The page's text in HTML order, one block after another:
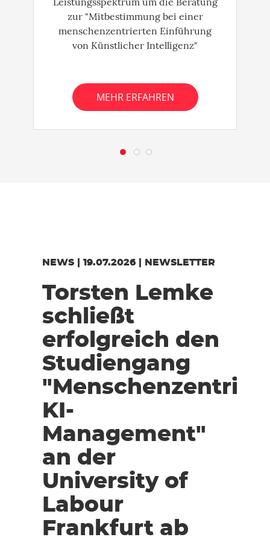
Leistungsspektrum um die Beratung
zur "Mitbestimmung bei einer
menschenzentrierten Einführung
von Künstlicher Intelligenz"
MEHR ERFAHREN
NEWS | 19.07.2026 | NEWSLETTER
Torsten Lemke
schließt
erfolgreich den
Studiengang
KI-
Management"
an der
University of
Labour
Frankfurt ab
Zurück